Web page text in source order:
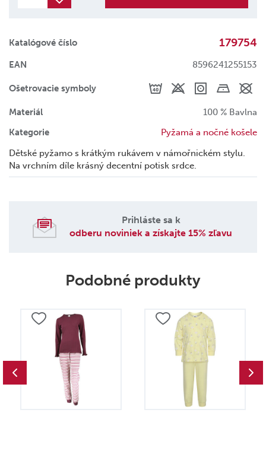
Katalógové číslo 179754
EAN 8596241255153
Ošetrovacie symboly
Materiál
100 % Bavlna
Kategorie
Pyžamá a nočné košele
Dětské pyžamo s krátkým rukávem v námořnickém stylu.
Na vrchním díle krásný decentní potisk srdce.
Prihláste sa k
odberu noviniek a získajte 15% zľavu
Podobné produkty